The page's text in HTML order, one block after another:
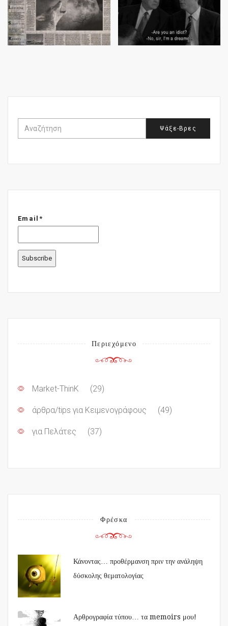
Email*
Περιεχόμενο
Market-ThinK (29)
άρθρα/tips για Κειμενογράφους (49)
για Πελάτες (37)
Φρέσκα
Κάνοντας… προθέρμανση πριν την ανάληψη
δύσκολης θεματολογίας
Αρθρογραφία τύπου… τα memoirs μου!